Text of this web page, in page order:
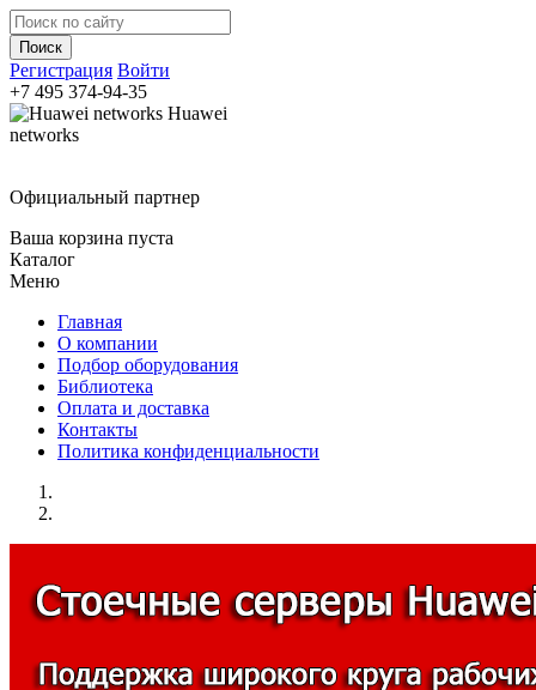
Регистрация Войти
+7 495 374-94-35
Huawei
networks
Официальный партнер
Ваша корзина пуста
Каталог
Меню
Главная
О компании
Подбор оборудования
Библиотека
Оплата и доставка
Контакты
Политика конфиденциальности